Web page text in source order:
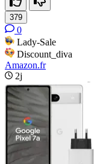
379
0
Lady-Sale
Discount_diva
Amazon.fr
2j